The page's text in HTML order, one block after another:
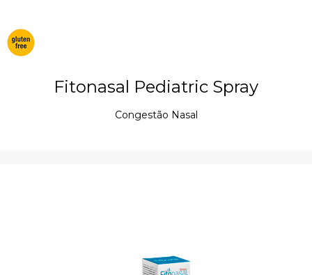
Fitonasal Pediatric Spray
Congestão Nasal